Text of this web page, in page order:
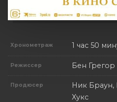
Хронометраж 1 час 50
Режиссер Бен Грегор
Продюсер
Ник
Хукс